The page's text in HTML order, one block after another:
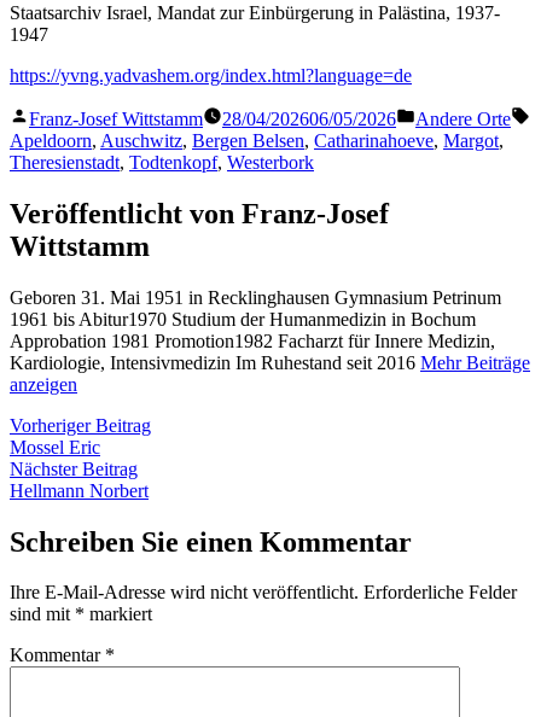
Staatsarchiv Israel, Mandat zur Einbürgerung in Palästina, 1937-
1947
https://yvng.yadvashem.org/index.html?language=de
Veröffentlicht
von
Franz-Josef Wittstamm 28/04/202606/05/2026
Veröffentlicht
in
Andere Orte
Apeldoorn, Auschwitz, Bergen Belsen, Catharinahoeve, Margot,
Theresienstadt, Todtenkopf, Westerbork
Veröffentlicht von Franz-Josef
Wittstamm
Geboren 31. Mai 1951 in Recklinghausen Gymnasium Petrinum
1961 bis Abitur1970 Studium der Humanmedizin in Bochum
Approbation 1981 Promotion1982 Facharzt für Innere Medizin,
Kardiologie, Intensivmedizin Im Ruhestand seit 2016 Mehr Beiträge
anzeigen
Beitragsnavigation
Vorheriger BeitragVorheriger
Mossel Eric
Nächster BeitragNächster
Beitrag:
Hellmann Norbert
Schreiben Sie einen Kommentar
Ihre E-Mail-Adresse wird nicht veröffentlicht. Erforderliche Felder
sind mit * markiert
Kommentar *